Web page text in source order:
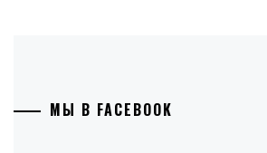
МЫ В FACEBOOK